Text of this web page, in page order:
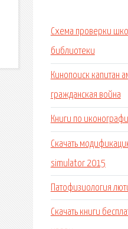
Схема проверки
библиотеки
Кинопоиск капитан
гражданская война
Книги по
Скачать
simulator 2015
Патофизиология
Скачать книги